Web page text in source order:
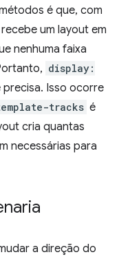
é que, com
um layout em
nenhuma faixa
display:
Isso ocorre
tracks é
cria quantas
necessárias para
a direção do